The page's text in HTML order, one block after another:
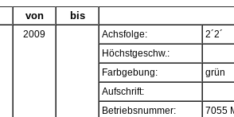
von bis
2009 Achsfolge:
2´2´
Höchstgeschw.:
Farbgebung:
grün
Aufschrift:
Betriebsnummer:
7055